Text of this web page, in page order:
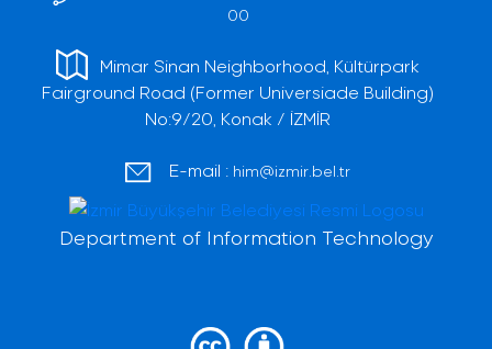
00
Mimar Sinan Neighborhood, Kültürpark
Fairground Road (Former Universiade Building)
No:9/20, Konak / İZMİR
E-mail : him@izmir.bel.tr
Department of Information Technology